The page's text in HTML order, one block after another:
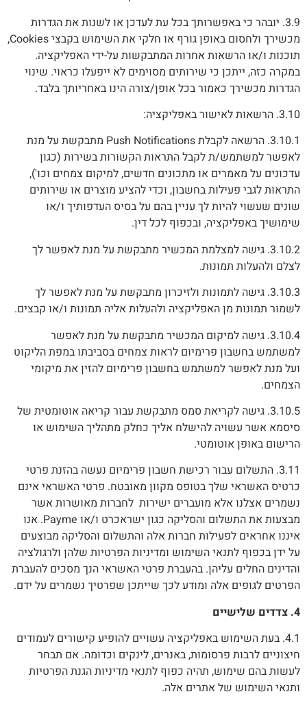
3.9. יובהר כי באפשרותך בכל עת לעדכן או לשנות את הגדרות
מכשירך ולחסום באופן גורף או חלקי את השימוש בקבצי Cookies,
תוכנות ו/או הרשאות אחרות המתבקשות על-ידי האפליקציה.
במקרה כזה, ייתכן כי שירותים מסוימים לא ייפעלו כראוי. שינוי
הגדרות מכשירך כאמור בכל אופן/צורה הינו באחריותך בלבד.
3.10. הרשאות לאישור באפליקציה:
3.10.1. הרשאה לקבלת Push Notifications מתבקשת על מנת
לאפשר למשתמש/ת לקבל התראות הקשורות בשירות (כגון
עדכונים על מאמרים או מתכונים חדשים, למיקום צמחים וכו'),
התראות לגבי פעילות בחשבון, וכדי להציע מוצרים או שירותים
שונים שעשוי להיות לך עניין בהם על בסיס העדפותיך ו/או
שימושיך באפליקציה, ובכפוף לכל דין.
3.10.2. גישה למצלמת המכשיר מתבקשת על מנת לאפשר לך
לצלם ולהעלות תמונות.
3.10.3. גישה לתמונות ולזיכרון מתבקשת על מנת לאפשר לך
לשמור תמונות מן האפליקציה ולהעלות אליה תמונות ו/או קבצים.
3.10.4. גישה למיקום המכשיר מתבקשת על מנת לאפשר
למשתמש בחשבון פרימיום לראות צמחים בסביבתו במפת הליקוט
ועל מנת לאפשר למשתמש בחשבון פרימיום להזין את מיקומי
הצמחים.
3.10.5. גישה לקריאת סמס מתבקשת עבור קריאה אוטומטית של
סיסמא אשר עשויה להישלח אליך כחלק מתהליך השימוש או
הרישום באופן אוטומטי.
3.11. התשלום עבור רכישת חשבון פרימיום נעשה בהזנת פרטי
כרטיס האשראי שלך בטופס מקוון מאובטח. פרטי האשראי אינם
נשמרים אצלנו אלא מועברים ישירות לחברות מאושרות אשר
מבצעות את התשלום והסליקה כגון ישראכרט ו/או Payme. אנו
איננו אחראים לפעילות חברות אלה והתשלום והסליקה מבוצעים
על ידן בכפוף לתנאי השימוש ומדיניות הפרטיות שלהן ולרגולציה
והדינים החלים עליהן. בהעברת פרטי האשראי הנך מסכים להעברת
הפרטים לגופים אלה ומודע לכך שייתכן שפרטיך נשמרים על ידם.
4. צדדים שלישיים
4.1. בעת השימוש באפליקציה עשויים להופיע קישורים לעמודים
חיצוניים לרבות פרסומות, באנרים, לינקים וכדומה. אם תבחר
לעשות בהם שימוש, תהיה כפוף לתנאי מדיניות הגנת הפרטיות
ותנאי השימוש של אתרים אלה.